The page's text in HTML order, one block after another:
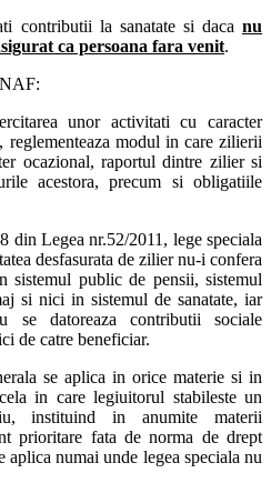
contributii la sanatate si daca nu
ca persoana fara venit.
unor activitati cu caracter
reglementeaza modul in care zilierii
ocazional, raportul dintre zilier si
acestora, precum si obligatiile
din Legea nr.52/2011, lege speciala
desfasurata de zilier nu-i confera
sistemul public de pensii, sistemul
si nici in sistemul de sanatate, iar
se datoreaza contributii sociale
de catre beneficiar.
se aplica in orice materie si in
in care legiuitorul stabileste un
instituind in anumite materii
prioritare fata de norma de drept
numai unde legea speciala nu